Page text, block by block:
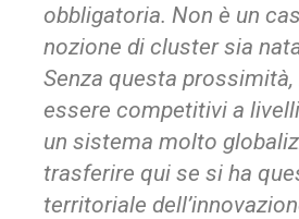
obbligatoria. Non è un
nozione di cluster sia
Senza questa prossimità,
essere competitivi a
un sistema molto
trasferire qui se si ha
territoriale